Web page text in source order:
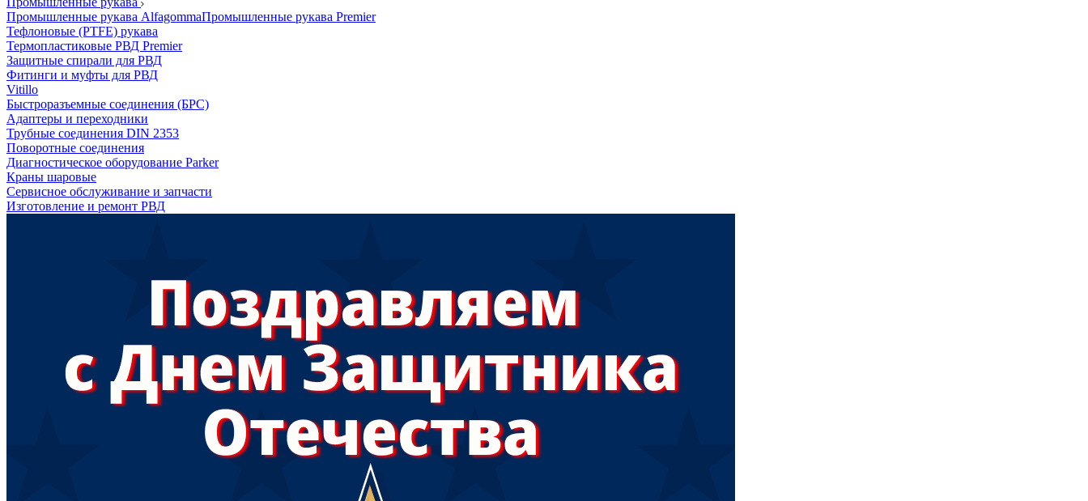
Промышленные рукава AlfagommaПромышленные рукава Premier
Тефлоновые (PTFE) рукава
Термопластиковые РВД Premier
Защитные спирали для РВД
Фитинги и муфты для РВД
Vitillo
Быстроразъемные соединения (БРС)
Адаптеры и переходники
Трубные соединения DIN 2353
Поворотные соединения
Диагностическое оборудование Parker
Краны шаровые
Сервисное обслуживание и запчасти
Изготовление и ремонт РВД